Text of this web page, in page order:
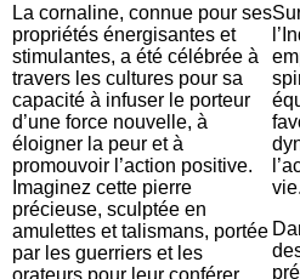
La cornaline, connue pour ses
propriétés énergisantes et
stimulantes, a été célébrée à
travers les cultures pour sa
capacité à infuser le porteur
d’une force nouvelle, à
éloigner la peur et à
promouvoir l’action positive.
Imaginez cette pierre
précieuse, sculptée en
amulettes et talismans, portée
par les guerriers et les
orateurs pour leur conférer
vie.